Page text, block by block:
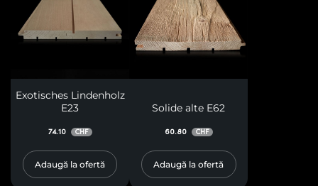
Exotisches Lindenholz
E23
74.10 CHF
Adaugă la ofertă
Solide alte E62
60.80 CHF
Adaugă la ofertă